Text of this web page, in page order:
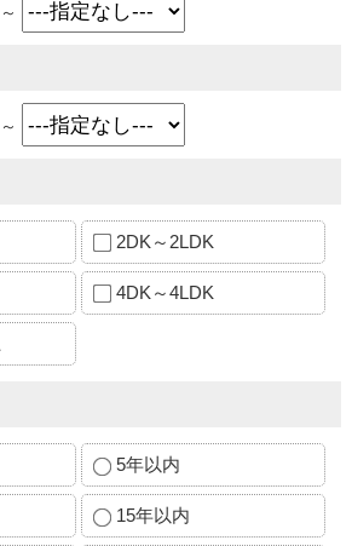
～
～
2DK～2LDK
4DK～4LDK
5年以内
15年以内